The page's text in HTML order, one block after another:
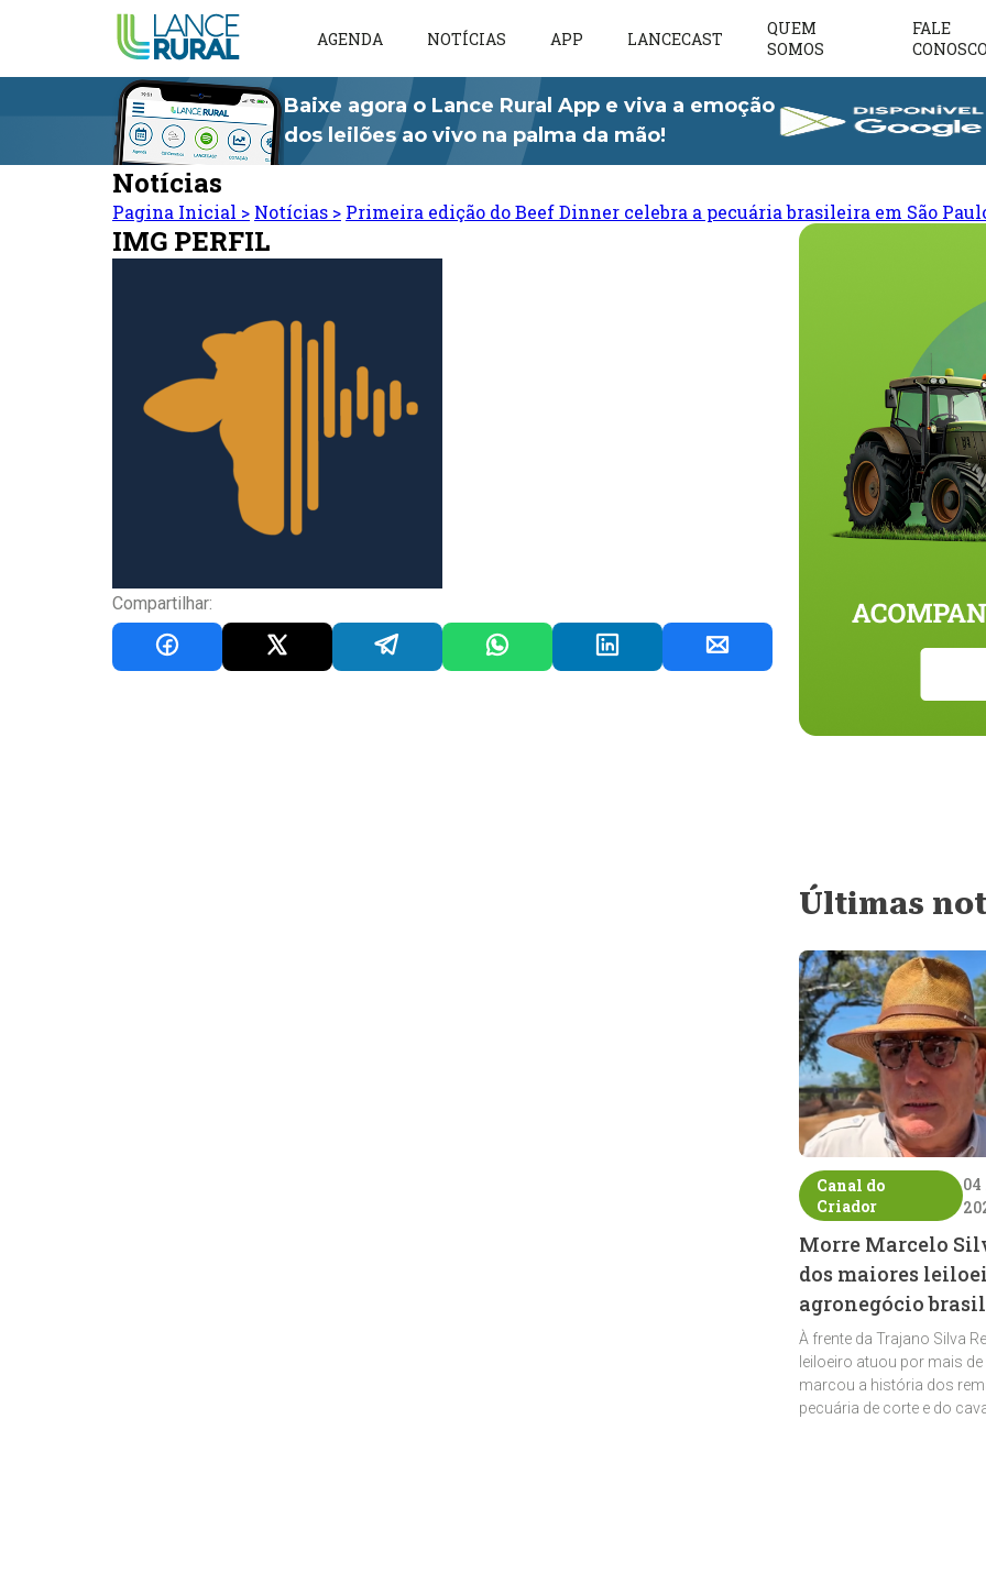
AGENDA NOTÍCIAS APP LANCECAST
QUEM
SOMOS
FALE
CONOSCO
Baixe agora o Lance Rural App e viva a emoção
dos leilões ao vivo na palma da mão!
Notícias
Pagina Inicial > Notícias > Primeira edição do Beef Dinner celebra a pecuária brasileira em São
IMG PERFIL
Compartilhar:
Últimas
Canal do
Criador
04
Morre Marcelo
dos maiores
agronegócio
À frente da Trajano Silva
leiloeiro atuou por mais
marcou a história dos
pecuária de corte e do